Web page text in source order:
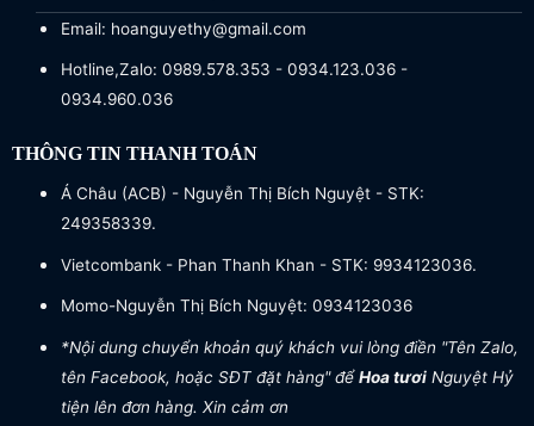
Email: hoanguyethy@gmail.com
Hotline,Zalo: 0989.578.353 - 0934.123.036 -
0934.960.036
THÔNG TIN THANH TOÁN
Á Châu (ACB) - Nguyễn Thị Bích Nguyệt - STK:
249358339.
Vietcombank - Phan Thanh Khan - STK: 9934123036.
Momo-Nguyễn Thị Bích Nguyệt: 0934123036
*Nội dung chuyển khoản quý khách vui lòng điền "Tên Zalo,
tên Facebook, hoặc SĐT đặt hàng" đểHoa tươiNguyệt Hỷ
tiện lên đơn hàng. Xin cảm ơn